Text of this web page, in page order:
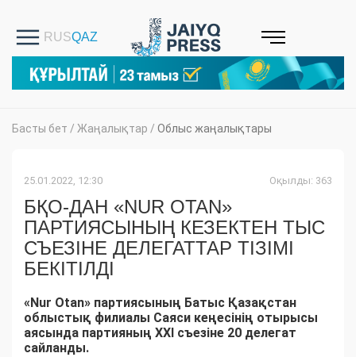
Басты бет / Жаңалықтар / Облыс жаңалықтары
25.01.2022, 12:30 Оқылды: 363
БҚО-ДАН «NUR OTAN»
ПАРТИЯСЫНЫҢ КЕЗЕКТЕН ТЫС
СЪЕЗІНЕ ДЕЛЕГАТТАР ТІЗІМІ
БЕКІТІЛДІ
«Nur Otan» партиясының Батыс Қазақстан
облыстық филиалы Саяси кеңесінің отырысы
аясында партияның ХХІ съезіне 20 делегат
сайланды.